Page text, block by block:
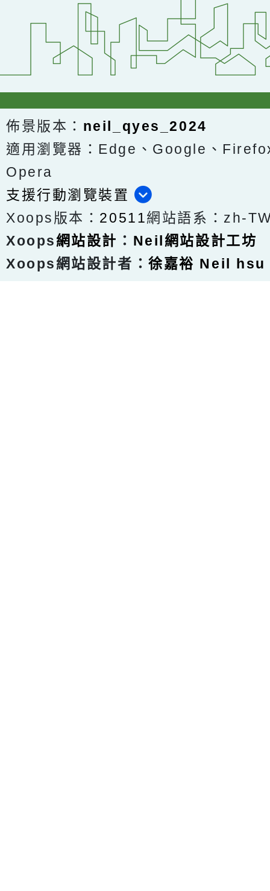
佈景版本： neil_qyes_2024
適用瀏覽器：Edge、Google、
Opera
支援行動瀏覽裝置
Xoops版本： 20511網站語系：zh-
Xoops網站設計 ： Neil網站設計工坊
Xoops網站設計者：徐嘉裕 Neil hsu